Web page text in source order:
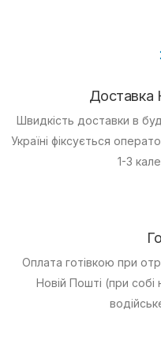
Швидкість доставки в
Україні фіксується
1-3
Оплата готівкою при
Новій Пошті (при